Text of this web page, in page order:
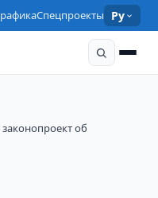
Спецпроекты Ру
об